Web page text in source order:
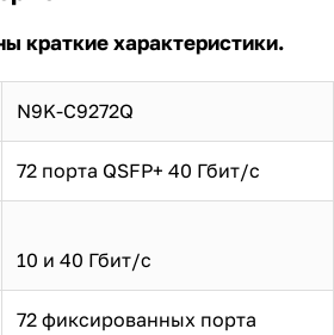
краткие характеристики.
N9K-C9272Q
72 порта QSFP+ 40 Гбит/с
10 и 40 Гбит/с
72 фиксированных порта